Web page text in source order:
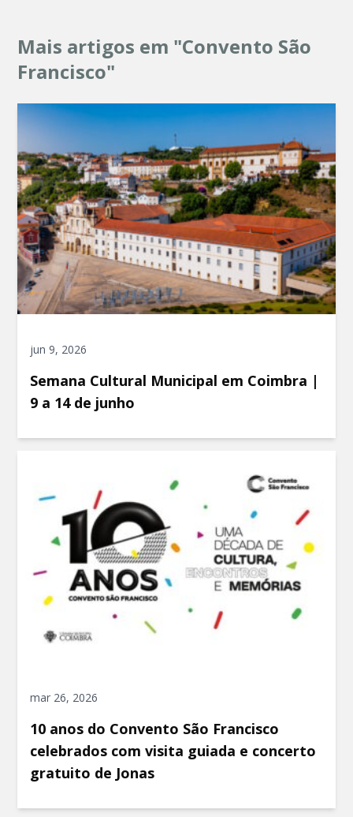
Mais artigos em "Convento São
Francisco"
jun 9, 2026
Semana Cultural Municipal em Coimbra |
9 a 14 de junho
mar 26, 2026
10 anos do Convento São Francisco
celebrados com visita guiada e concerto
gratuito de Jonas